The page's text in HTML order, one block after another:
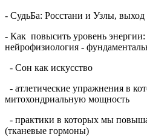
- СудьБа: Росстани и Узлы,
- Как повысить уровень
нейрофизиология -
- Сон как искусство
- атлетические упражнения в
митохондриальную мощность
- практики в которых мы
(тканевые гормоны)